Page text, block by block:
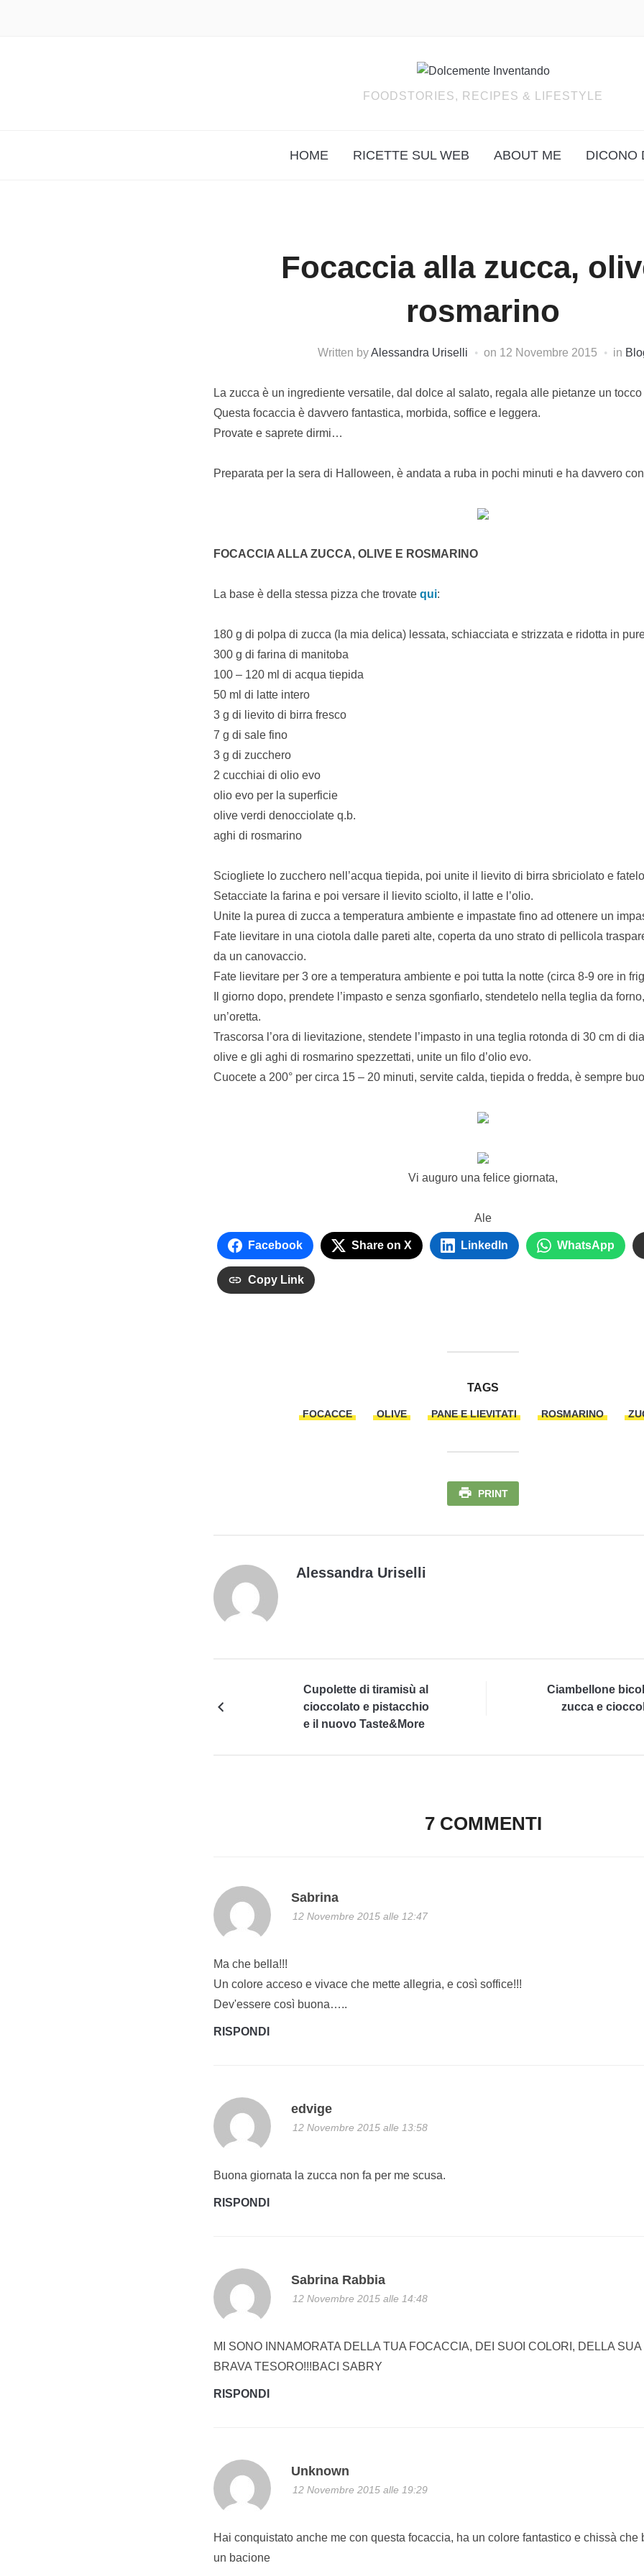
FOODSTORIES, RECIPES & LIFESTYLE
HOME RICETTE SUL WEB ABOUT ME DICONO
Focaccia alla zucca,
rosmarino
Written byAlessandra Uriselli on 12 Novembre 2015 in
La zucca è un ingrediente versatile, dal dolce al salato, regala alle pietanze un
Questa focaccia è davvero fantastica, morbida, soffice e leggera.
Provate e saprete dirmi…
Preparata per la sera di Halloween, è andata a ruba in pochi minuti e ha davvero
FOCACCIA ALLA ZUCCA, OLIVE E ROSMARINO
La base è della stessa pizza che trovate qui:
180 g di polpa di zucca (la mia delica) lessata, schiacciata e strizzata e ridotta in
300 g di farina di manitoba
100 – 120 ml di acqua tiepida
50 ml di latte intero
3 g di lievito di birra fresco
7 g di sale fino
3 g di zucchero
2 cucchiai di olio evo
olio evo per la superficie
olive verdi denocciolate q.b.
aghi di rosmarino
Sciogliete lo zucchero nell’acqua tiepida, poi unite il lievito di birra sbriciolato e
Setacciate la farina e poi versare il lievito sciolto, il latte e l’olio.
Unite la purea di zucca a temperatura ambiente e impastate fino ad ottenere un
Fate lievitare in una ciotola dalle pareti alte, coperta da uno strato di pellicola
da un canovaccio.
Fate lievitare per 3 ore a temperatura ambiente e poi tutta la notte (circa 8-9 ore in
Il giorno dopo, prendete l’impasto e senza sgonfiarlo, stendetelo nella teglia da
un’oretta.
Trascorsa l’ora di lievitazione, stendete l’impasto in una teglia rotonda di 30 cm di
olive e gli aghi di rosmarino spezzettati, unite un filo d’olio evo.
Cuocete a 200° per circa 15 – 20 minuti, servite calda, tiepida o fredda, è sempre
Vi auguro una felice giornata,
Ale
Facebook Share on X LinkedIn WhatsApp
Copy Link
TAGS
FOCACCE OLIVE PANE E LIEVITATI ROSMARINO
PRINT
Alessandra Uriselli
Cupolette di tiramisù al
cioccolato e pistacchio
e il nuovo Taste&More
Ciambellone
zucca e
7 COMMENTI
Sabrina
12 Novembre 2015 alle 12:47
Ma che bella!!!
Un colore acceso e vivace che mette allegria, e così soffice!!!
Dev'essere così buona…..
RISPONDI
edvige
12 Novembre 2015 alle 13:58
Buona giornata la zucca non fa per me scusa.
RISPONDI
Sabrina Rabbia
12 Novembre 2015 alle 14:48
MI SONO INNAMORATA DELLA TUA FOCACCIA, DEI SUOI COLORI, DELLA
BRAVA TESORO!!!BACI SABRY
RISPONDI
Unknown
12 Novembre 2015 alle 19:29
Hai conquistato anche me con questa focaccia, ha un colore fantastico e chissà che
un bacione